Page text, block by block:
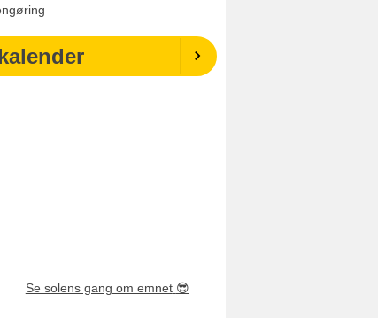
Se solens gang om emnet 😎